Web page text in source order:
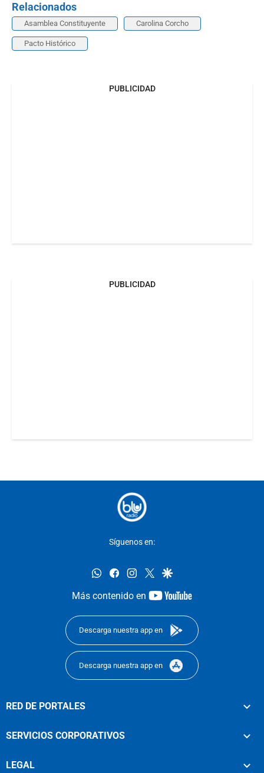
Relacionados
Asamblea Constituyente Carolina Corcho
Pacto Histórico
PUBLICIDAD
PUBLICIDAD
Síguenos en:
whatsappfacebookinstagram
twittergoogle
Más contenido en
youtube-
Descarga nuestra app en
Descarga nuestra app en
RED DE PORTALES
SERVICIOS CORPORATIVOS
LEGAL